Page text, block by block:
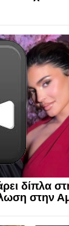
δίπλα
στην